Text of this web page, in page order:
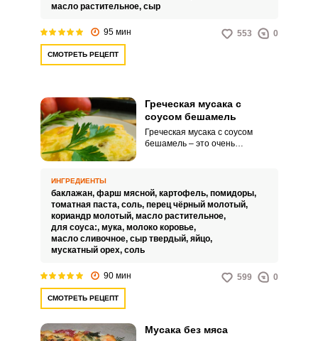
свою кулинарную фантазию.
масло растительное, сыр
95 мин 553 0
СМОТРЕТЬ РЕЦЕПТ
Греческая мусака с
соусом бешамель
Греческая мусака с соусом
бешамель – это очень
домашнему обеду или ужину.
ИНГРЕДИЕНТЫ
баклажан, фарш мясной, картофель, помидоры,
томатная паста, соль, перец чёрный молотый,
кориандр молотый, масло растительное,
для соуса:, мука, молоко коровье,
масло сливочное, сыр твердый, яйцо,
мускатный орех, соль
90 мин 599 0
СМОТРЕТЬ РЕЦЕПТ
Мусака без мяса